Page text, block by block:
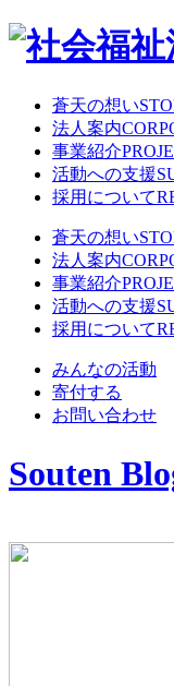
蒼天の想い
法人案内
事業紹介
活動への支援
採用について
蒼天の想い
法人案内
事業紹介
活動への支援
採用について
みんなの活動
寄付する
お問い合わせ
Souten